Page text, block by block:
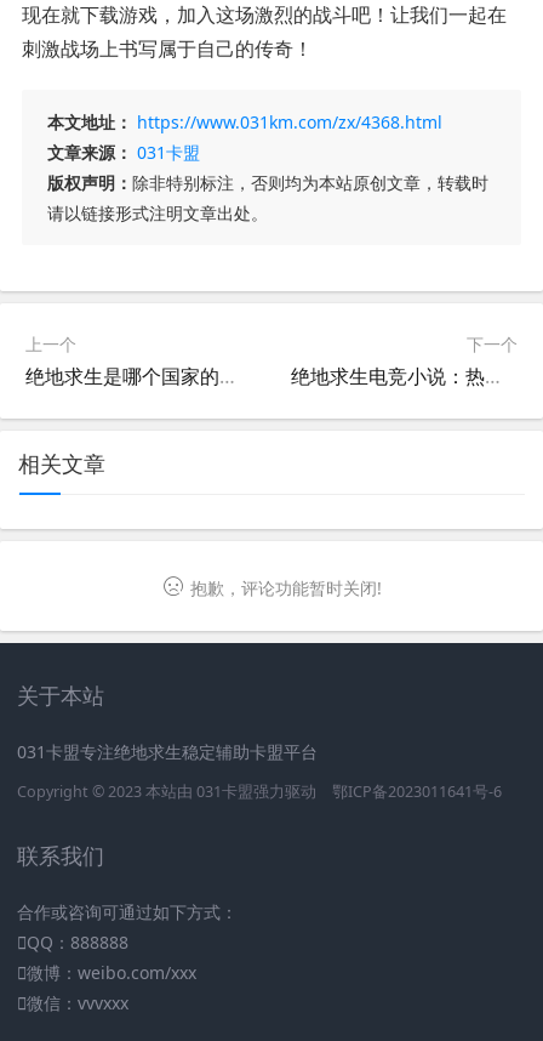
现在就下载游戏，加入这场激烈的战斗吧！让我们一起在
刺激战场上书写属于自己的传奇！
本文地址： https://www.031km.com/zx/4368.html
文章来源： 031卡盟
版权声明： 除非特别标注，否则均为本站原创文章，转载时
请以链接形式注明文章出处。
上一个
绝地求生是哪个国家的？-绝地求生的起源国家及游戏背景介绍
下一个
绝地求生电竞小说：热血与策略的完美结合-绝地求生电竞小说中的角色成长与团队协作
相关文章
抱歉，评论功能暂时关闭!
关于本站
031卡盟专注绝地求生稳定辅助卡盟平台
Copyright © 2023 本站由 031卡盟强力驱动 鄂ICP备2023011641号-6
联系我们
合作或咨询可通过如下方式：
QQ：888888
微博：weibo.com/xxx
微信：vvvxxx